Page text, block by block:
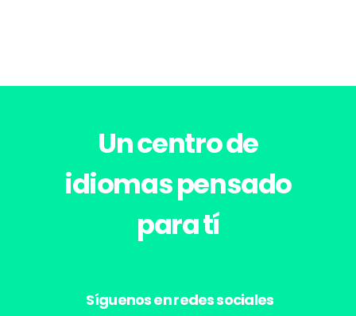
Un centro de
idiomas pensado
para tí
Síguenos en redes sociales